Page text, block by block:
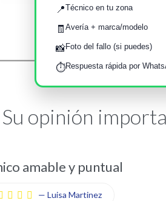
Su opinión importa
amable y puntual
   — Luisa Martinez
📍Técnico en tu zona
🧾 Avería + marca/modelo
📸Foto del fallo (si puedes)
⏱️Respuesta rápida por